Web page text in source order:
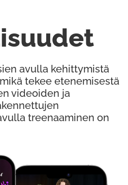
avulla kehittymistä
tekee etenemisestä
videoiden ja
treenaaminen on